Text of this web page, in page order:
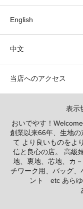
English
中文
当店へのアクセス
表示
おいでやす！
創業以来66年、生地
て より良いものをよ
信と良心の店。 高級
地、裏地、芯地、カ
チワーク用、バッグ、
ント etc あらゆ